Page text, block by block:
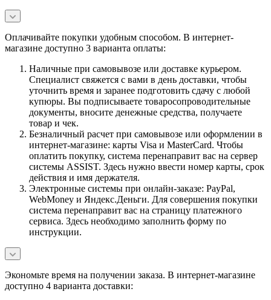
Оплачивайте покупки удобным способом. В интернет-
магазине доступно 3 варианта оплаты:
Наличные при самовывозе или доставке курьером.
Специалист свяжется с вами в день доставки, чтобы
уточнить время и заранее подготовить сдачу с любой
купюры. Вы подписываете товаросопроводительные
документы, вносите денежные средства, получаете
товар и чек.
Безналичный расчет при самовывозе или оформлении в
интернет-магазине: карты Visa и MasterCard. Чтобы
оплатить покупку, система перенаправит вас на сервер
системы ASSIST. Здесь нужно ввести номер карты, срок
действия и имя держателя.
Электронные системы при онлайн-заказе: PayPal,
WebMoney и Яндекс.Деньги. Для совершения покупки
система перенаправит вас на страницу платежного
сервиса. Здесь необходимо заполнить форму по
инструкции.
Экономьте время на получении заказа. В интернет-магазине
доступно 4 варианта доставки: